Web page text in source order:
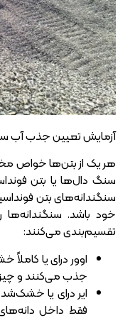
آزمایش تعیین جذب آب
هر یک از بتن‌ها خواص
سنگ دال‌ها یا بتن
سنگندانه‌های بتن
تقسیم‌بندی می‌کنند:
اوور درای یا
جذب می‌کنند و
ایر درای یا
فقط داخل